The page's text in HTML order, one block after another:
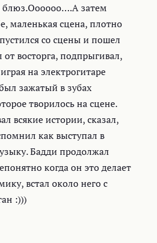
блюз.Оооооо….А затем
маленькая сцена, плотно
со сцены и пошел
восторга, подпрыгивал,
на электрогитаре
зажатый в зубах
творилось на сцене.
всякие истории, сказал,
как выступал в
Бадди продолжал
когда он это делает
встал около него с
:)))